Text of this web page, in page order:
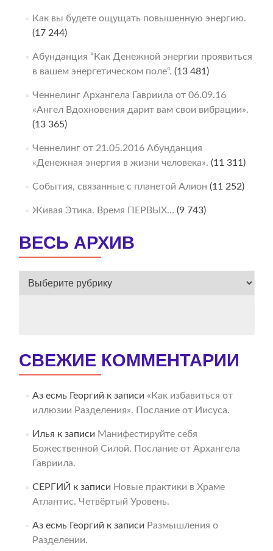
Как вы будете ощущать повышенную энергию.
(17 244)
Абунданция “Как Денежной энергии проявиться
в вашем энергетическом поле“. (13 481)
Ченнелинг Архангела Гавриила от 06.09.16
«Ангел Вдохновения дарит вам свои вибрации».
(13 365)
Ченнелинг от 21.05.2016 Абунданция
«Денежная энергия в жизни человека». (11 311)
События, связанные с планетой Алион (11 252)
Живая Этика. Время ПЕРВЫХ… (9 743)
ВЕСЬ АРХИВ
ВЕСЬ
СВЕЖИЕ КОММЕНТАРИИ
Аз есмь Георгий к записи «Как избавиться от
иллюзии Разделения». Послание от Иисуса.
Илья к записи Манифестируйте себя
Божественной Силой. Послание от Архангела
Гавриила.
СЕРГИЙ к записи Новые практики в Храме
Атлантис. Четвёртый Уровень.
Аз есмь Георгий к записи Размышления о
Разделении.